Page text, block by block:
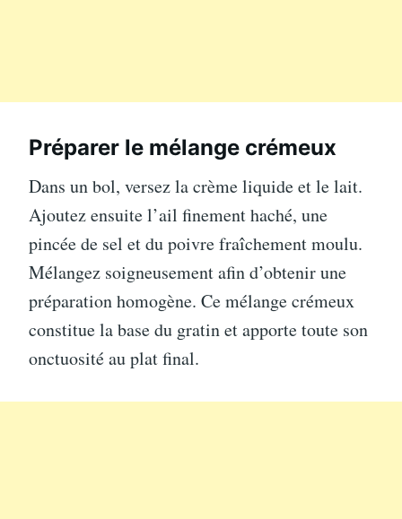
Préparer le mélange crémeux
Dans un bol, versez la crème liquide et le lait.
Ajoutez ensuite l’ail finement haché, une
pincée de sel et du poivre fraîchement moulu.
Mélangez soigneusement afin d’obtenir une
préparation homogène. Ce mélange crémeux
constitue la base du gratin et apporte toute son
onctuosité au plat final.